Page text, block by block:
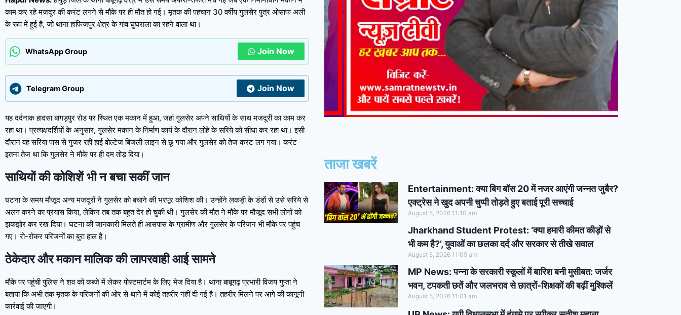
काम कर रहे मजदूर की करंट लगने से मौके पर ही मौत हो गई। मृतक की पहचान 30 वर्षीय गुलसेर पुत्र ओसाफ अली
के रूप में हुई है, जो थाना हाफिजपुर क्षेत्र के गांव घुंघराला का रहने वाला था।
WhatsApp Group Join Now
Telegram Group Join Now
यह दर्दनाक हादसा बागड़पुर रोड पर स्थित एक मकान में हुआ, जहां गुलसेर अपने साथियों के साथ मजदूरी का काम कर
रहा था। प्रत्यक्षदर्शियों के अनुसार, गुलसेर मकान के निर्माण कार्य के दौरान लोहे के सरिये को सीधा कर रहा था। इसी
दौरान वह सरिया पास से गुजर रही हाई वोल्टेज बिजली लाइन से छू गया और गुलसेर को तेज करंट लग गया। करंट
इतना तेज था कि गुलसेर ने मौके पर ही दम तोड़ दिया।
साथियों की कोशिशें भी न बचा सकीं जान
घटना के समय मौजूद अन्य मजदूरों ने गुलसेर को बचाने की भरपूर कोशिश की। उन्होंने लकड़ी के डंडों से उसे सरिये से
अलग करने का प्रयास किया, लेकिन तब तक बहुत देर हो चुकी थी। गुलसेर की मौत ने मौके पर मौजूद सभी लोगों को
झकझोर कर रख दिया। घटना की जानकारी मिलते ही आसपास के ग्रामीण और गुलसेर के परिजन भी मौके पर पहुंच
गए। रो-रोकर परिजनों का बुरा हाल है।
ठेकेदार और मकान मालिक की लापरवाही आई सामने
मौके पर पहुंची पुलिस ने शव को कब्जे में लेकर पोस्टमार्टम के लिए भेज दिया है। थाना बाबूगढ़ प्रभारी विजय गुप्ता ने
बताया कि अभी तक मृतक के परिजनों की ओर से थाने में कोई तहरीर नहीं दी गई है। तहरीर मिलने पर आगे की कानूनी
कार्रवाई की जाएगी।
ताजा खबरें
Entertainment: क्या बिग बॉस 20 में नजर आएंगी जन्नत जुबैर?
एक्ट्रेस ने खुद अपनी चुप्पी तोड़ते हुए बताई पूरी सच्चाई
August 5, 2026 11:10 am
Jharkhand Student Protest: ‘क्या हमारी कीमत कीड़ों से
भी कम है?’, युवाओं का छलका दर्द और सरकार से तीखे सवाल
August 5, 2026 11:05 am
MP News: पन्ना के सरकारी स्कूलों में बारिश बनी मुसीबत: जर्जर
भवन, टपकती छतें और जलभराव से छात्रों-शिक्षकों की बढ़ीं मुश्किलें
August 5, 2026 11:01 am